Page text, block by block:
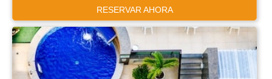
RESERVAR AHORA